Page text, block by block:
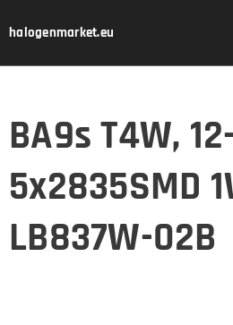
halogenmarket.eu
BA9s T4W,
5x2835SMD
LB837W-02B